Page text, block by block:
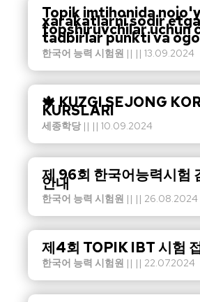
Topik imtihonida
xarakatlarni sodir
topshiruvchilar uchun
tadbirlar punkti va
한국어 능력 시험원 || || 13.09.2024
🍁 KUZGI SEJONG
KURSLARI
세종학당 || || 10.09.2024
제 96회 한국어능력시험
안내
한국어 능력 시험원 || || 26.08.2024
제4회 TOPIK IBT 시험
한국어 능력 시험원 || || 22.07.2024